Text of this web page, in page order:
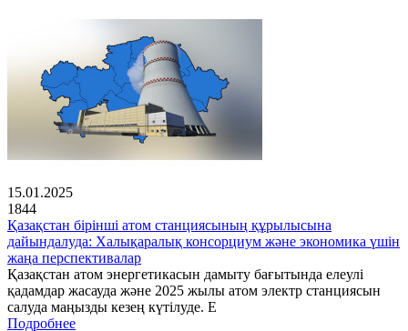
15.01.2025
1844
Қазақстан бірінші атом станциясының құрылысына
дайындалуда: Халықаралық консорциум және экономика үшін
жаңа перспективалар
Қазақстан атом энергетикасын дамыту бағытында елеулі
қадамдар жасауда және 2025 жылы атом электр станциясын
салуда маңызды кезең күтілуде. Е
Подробнее